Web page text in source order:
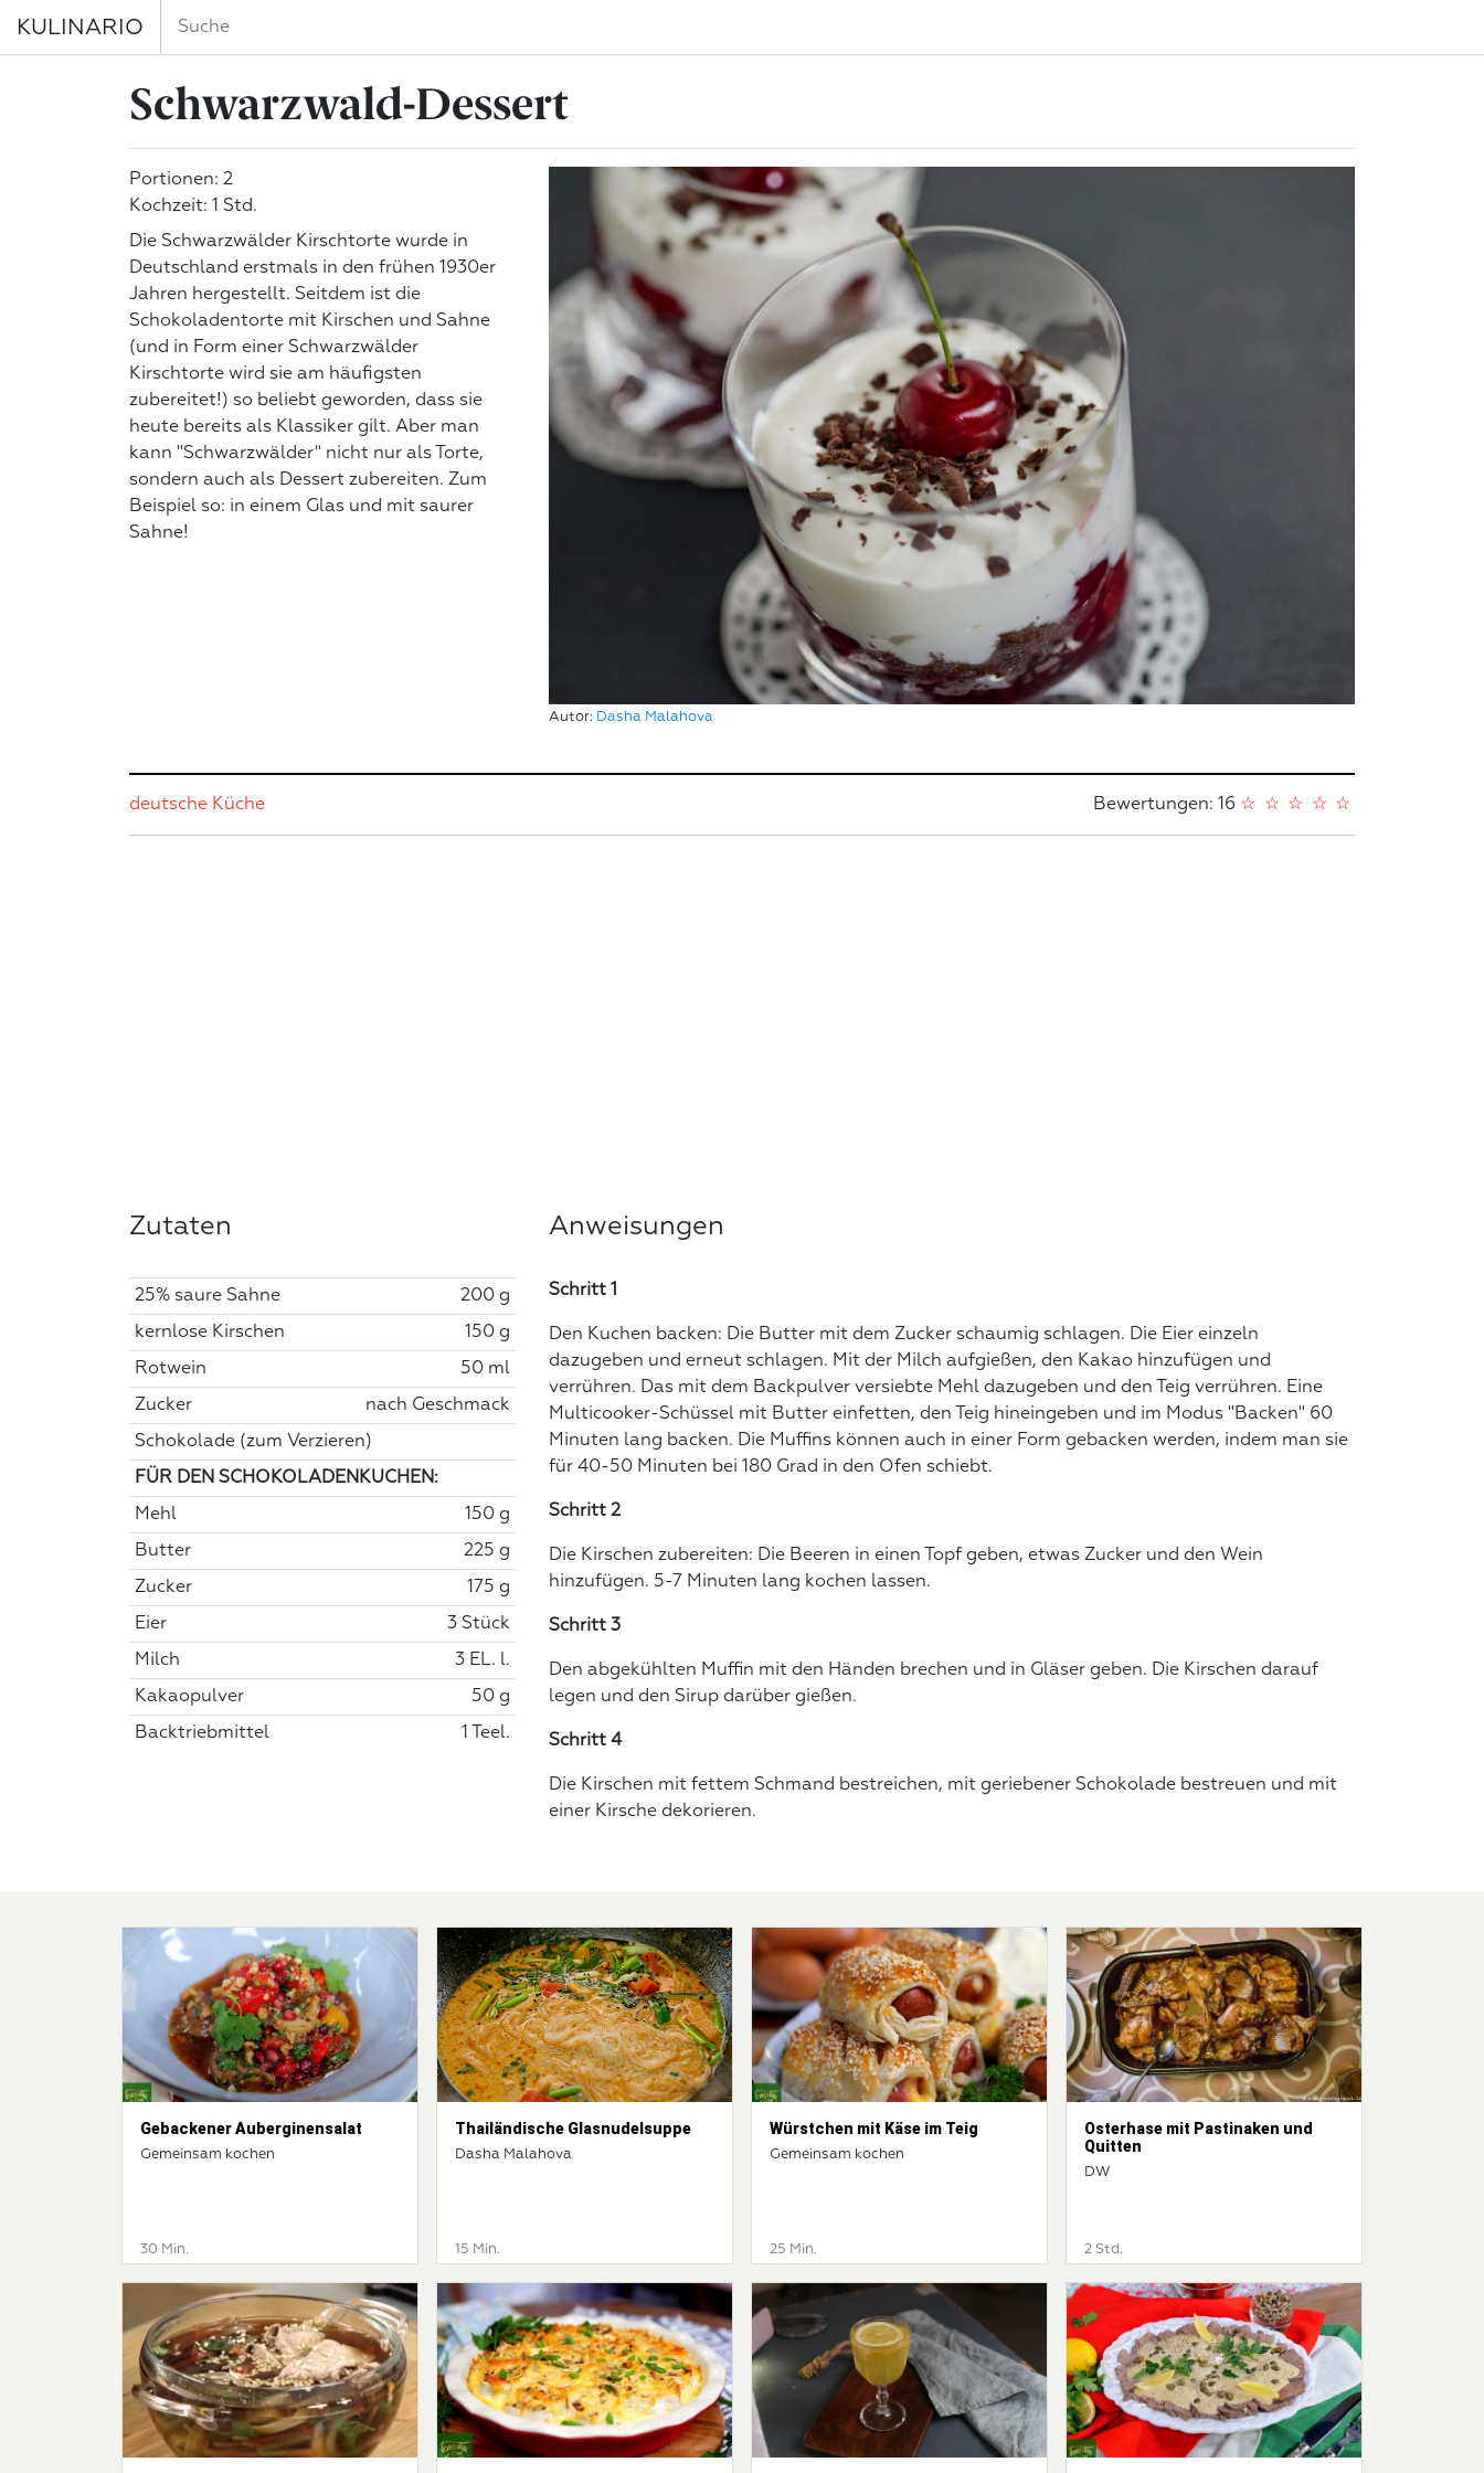
KULINARIO
Schwarzwald-Dessert
Autor: Dasha Malahova
Portionen: 2
Kochzeit: 1 Std.
Die Schwarzwälder Kirschtorte wurde in
Deutschland erstmals in den frühen 1930er
Jahren hergestellt. Seitdem ist die
Schokoladentorte mit Kirschen und Sahne
(und in Form einer Schwarzwälder
Kirschtorte wird sie am häufigsten
zubereitet!) so beliebt geworden, dass sie
heute bereits als Klassiker gilt. Aber man
kann "Schwarzwälder" nicht nur als Torte,
sondern auch als Dessert zubereiten. Zum
Beispiel so: in einem Glas und mit saurer
Sahne!
deutsche Küche Bewertungen: 16 ☆
☆
☆
☆
☆
Zutaten
25% saure Sahne 200 g
kernlose Kirschen 150 g
Rotwein 50 ml
Zucker nach Geschmack
Schokolade (zum Verzieren)
FÜR DEN SCHOKOLADENKUCHEN:
Mehl 150 g
Butter 225 g
Zucker 175 g
Eier 3 Stück
Milch 3 EL. l.
Kakaopulver 50 g
Backtriebmittel 1 Teel.
Anweisungen
Schritt 1
Den Kuchen backen: Die Butter mit dem Zucker schaumig schlagen. Die Eier einzeln
dazugeben und erneut schlagen. Mit der Milch aufgießen, den Kakao hinzufügen und
verrühren. Das mit dem Backpulver versiebte Mehl dazugeben und den Teig verrühren. Eine
Multicooker-Schüssel mit Butter einfetten, den Teig hineingeben und im Modus "Backen" 60
Minuten lang backen. Die Muffins können auch in einer Form gebacken werden, indem man sie
für 40-50 Minuten bei 180 Grad in den Ofen schiebt.
Schritt 2
Die Kirschen zubereiten: Die Beeren in einen Topf geben, etwas Zucker und den Wein
hinzufügen. 5-7 Minuten lang kochen lassen.
Schritt 3
Den abgekühlten Muffin mit den Händen brechen und in Gläser geben. Die Kirschen darauf
legen und den Sirup darüber gießen.
Schritt 4
Die Kirschen mit fettem Schmand bestreichen, mit geriebener Schokolade bestreuen und mit
einer Kirsche dekorieren.
Gebackener Auberginensalat
Gemeinsam kochen
30 Min.
Thailändische Glasnudelsuppe
Dasha Malahova
15 Min.
Würstchen mit Käse im Teig
Gemeinsam kochen
25 Min.
Osterhase mit Pastinaken und
Quitten
DW
2 Std.